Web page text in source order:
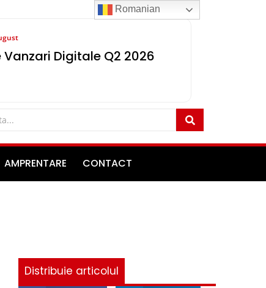
Digitale Q2 2026
AMPRENTARE CONTACT
Distribuie articolul
Romanian